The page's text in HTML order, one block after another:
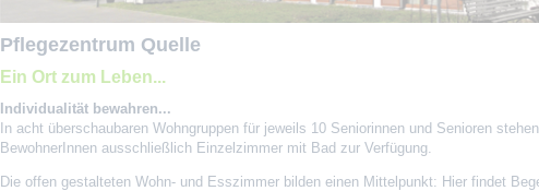
Pflegezentrum Quelle
Ein Ort zum Leben...
Individualität bewahren...
In acht überschaubaren Wohngruppen für jeweils 10 Seniorinnen und Senioren
BewohnerInnen ausschließlich Einzelzimmer mit Bad zur Verfügung.
Die offen gestalteten Wohn- und Esszimmer bilden einen Mittelpunkt: Hier findet